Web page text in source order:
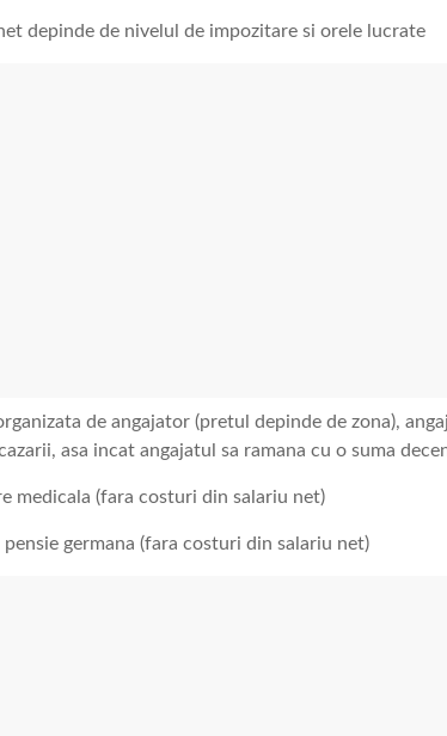
depinde de nivelul de impozitare si orele lucrate
de angajator (pretul depinde de zona),
asa incat angajatul sa ramana cu o suma
medicala (fara costuri din salariu net)
germana (fara costuri din salariu net)